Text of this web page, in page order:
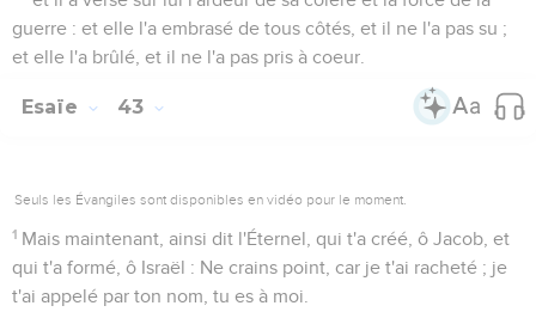
guerre : et elle l'a embrasé de tous côtés, et il ne l'a pas su ;
et elle l'a brûlé, et il ne l'a pas pris à coeur.
Esaïe 43
Seuls les Évangiles sont disponibles en vidéo pour le moment.
1 Mais maintenant, ainsi dit l'Éternel, qui t'a créé, ô Jacob, et
qui t'a formé, ô Israël : Ne crains point, car je t'ai racheté ; je
t'ai appelé par ton nom, tu es à moi.